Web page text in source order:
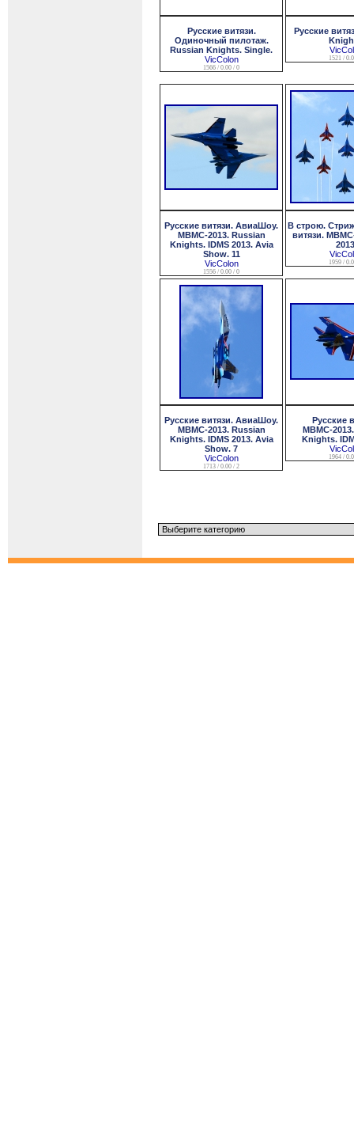
Русские витязи.
Одиночный пилотаж.
Russian Knights. Single.
VicColon
1566 / 0.00 / 0
Русские
1521 /
Русские витязи. АвиаШоу.
МВМС-2013. Russian
Knights. IDMS 2013. Avia
Show. 11
VicColon
1556 / 0.00 / 0
В строю.
витязи.
1959 /
Русские витязи. АвиаШоу.
МВМС-2013. Russian
Knights. IDMS 2013. Avia
Show. 7
VicColon
1713 / 0.00 / 2
Русские
МВМС-
Knights.
1964 /